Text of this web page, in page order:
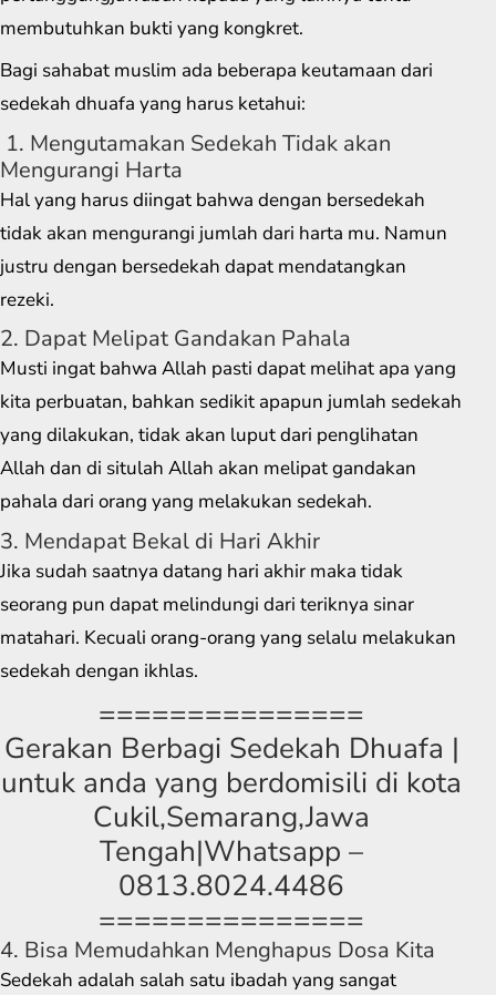
membutuhkan bukti yang kongkret.
Bagi sahabat muslim ada beberapa keutamaan dari
sedekah dhuafa yang harus ketahui:
1. Mengutamakan Sedekah Tidak akan
Mengurangi Harta
Hal yang harus diingat bahwa dengan bersedekah
tidak akan mengurangi jumlah dari harta mu. Namun
justru dengan bersedekah dapat mendatangkan
rezeki.
2. Dapat Melipat Gandakan Pahala
Musti ingat bahwa Allah pasti dapat melihat apa yang
kita perbuatan, bahkan sedikit apapun jumlah sedekah
yang dilakukan, tidak akan luput dari penglihatan
Allah dan di situlah Allah akan melipat gandakan
pahala dari orang yang melakukan sedekah.
3. Mendapat Bekal di Hari Akhir
Jika sudah saatnya datang hari akhir maka tidak
seorang pun dapat melindungi dari teriknya sinar
matahari. Kecuali orang-orang yang selalu melakukan
sedekah dengan ikhlas.
===============
Gerakan Berbagi Sedekah Dhuafa |
untuk anda yang berdomisili di kota
Cukil,Semarang,Jawa
Tengah|Whatsapp –
0813.8024.4486
===============
4. Bisa Memudahkan Menghapus Dosa Kita
Sedekah adalah salah satu ibadah yang sangat